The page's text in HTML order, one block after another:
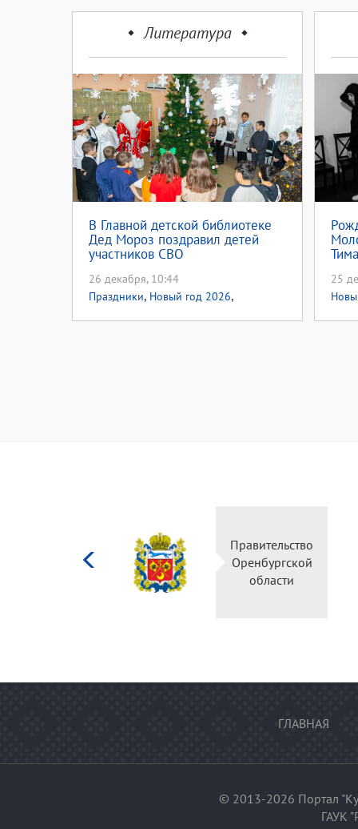
Литература
В Главной детской библиотеке
Дед Мороз поздравил детей
участников СВО
26 декабря, 10:44
Праздники, Новый год 2026,
25
Правительство
Оренбургской
области
ГЛАВНАЯ
© 2013-2026 Портал
ГАУК